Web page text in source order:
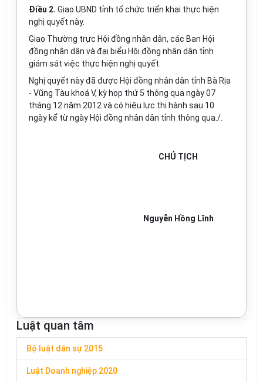
Điều 2. Giao UBND tỉnh tổ chức triển khai thực hiện
nghị quyết này.
Giao Thường trực Hội đồng nhân dân, các Ban Hội
đồng nhân dân và đại biểu Hội đồng nhân dân tỉnh
giám sát việc thực hiện nghị quyết.
Nghị quyết này đã được Hội đồng nhân dân tỉnh Bà Rịa
- Vũng Tàu khoá V, kỳ họp thứ 5 thông qua ngày 07
tháng 12 năm 2012 và có hiệu lực thi hành sau 10
ngày kể từ ngày Hội đồng nhân dân tỉnh thông qua./.
CHỦ TỊCH
Nguyễn Hồng Lĩnh
Luật quan tâm
Bộ luật dân sự 2015
Luật Doanh nghiệp 2020